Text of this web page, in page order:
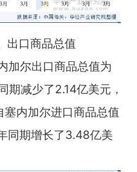
出口商品总值
加尔出口商品总值为
期减少了2.14亿美元，
内加尔进口商品总值
同期增长了3.48亿美